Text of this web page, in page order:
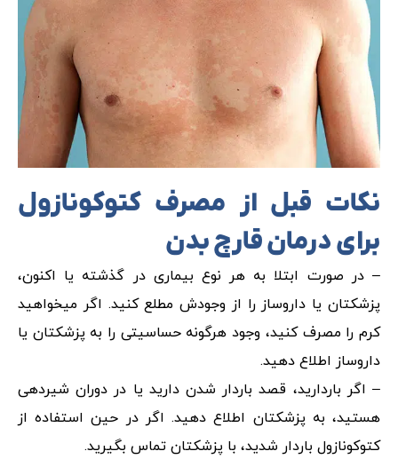
نکات قبل از مصرف کتوکونازول
برای درمان قارچ بدن
– در صورت ابتلا به هر نوع بیماری در گذشته یا اکنون،
پزشکتان یا داروساز را از وجودش مطلع کنید. اگر میخواهید
کرم را مصرف کنید، وجود هرگونه حساسیتی را به پزشکتان یا
داروساز اطلاع دهید.
– اگر باردارید، قصد باردار شدن دارید یا در دوران شیردهی
هستید، به پزشکتان اطلاع دهید. اگر در حین استفاده از
کتوکونازول باردار شدید، با پزشکتان تماس بگیرید.